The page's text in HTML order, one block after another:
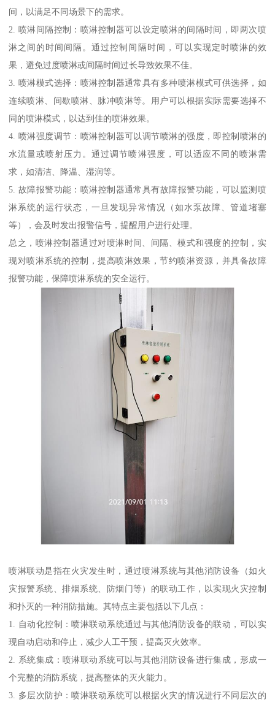
间，以满足不同场景下的需求。
2. 喷淋间隔控制：喷淋控制器可以设定喷淋的间隔时间，即两次喷
淋之间的时间间隔。通过控制间隔时间，可以实现定时喷淋的效
果，避免过度喷淋或间隔时间过长导致效果不佳。
3. 喷淋模式选择：喷淋控制器通常具有多种喷淋模式可供选择，如
连续喷淋、间歇喷淋、脉冲喷淋等。用户可以根据实际需要选择不
同的喷淋模式，以达到佳的喷淋效果。
4. 喷淋强度调节：喷淋控制器可以调节喷淋的强度，即控制喷淋的
水流量或喷射压力。通过调节喷淋强度，可以适应不同的喷淋需
求，如清洁、降温、湿润等。
5. 故障报警功能：喷淋控制器通常具有故障报警功能，可以监测喷
淋系统的运行状态，一旦发现异常情况（如水泵故障、管道堵塞
等），会及时发出报警信号，提醒用户进行处理。
总之，喷淋控制器通过对喷淋时间、间隔、模式和强度的控制，实
现对喷淋系统的控制，提高喷淋效果，节约喷淋资源，并具备故障
报警功能，保障喷淋系统的安全运行。
喷淋联动是指在火灾发生时，通过喷淋系统与其他消防设备（如火
灾报警系统、排烟系统、防烟门等）的联动工作，以实现火灾控制
和扑灭的一种消防措施。其特点主要包括以下几点：
1. 自动化控制：喷淋联动系统通过与其他消防设备的联动，可以实
现自动启动和停止，减少人工干预，提高灭火效率。
2. 系统集成：喷淋联动系统可以与其他消防设备进行集成，形成一
个完整的消防系统，提高整体的灭火能力。
3. 多层次防护：喷淋联动系统可以根据火灾的情况进行不同层次的